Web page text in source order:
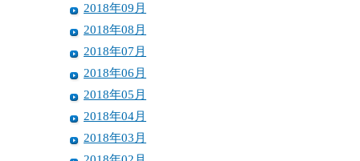
2018年09月
2018年08月
2018年07月
2018年06月
2018年05月
2018年04月
2018年03月